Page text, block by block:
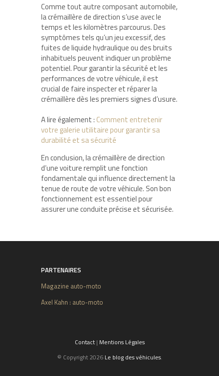
Comme tout autre composant automobile,
la crémaillère de direction s’use avec le
temps et les kilomètres parcourus. Des
symptômes tels qu’un jeu excessif, des
fuites de liquide hydraulique ou des bruits
inhabituels peuvent indiquer un problème
potentiel. Pour garantir la sécurité et les
performances de votre véhicule, il est
crucial de faire inspecter et réparer la
crémaillère dès les premiers signes d’usure.
A lire également : Comment entretenir
votre galerie utilitaire pour garantir sa
durabilité et sa sécurité
En conclusion, la crémaillère de direction
d’une voiture remplit une fonction
fondamentale qui influence directement la
tenue de route de votre véhicule. Son bon
fonctionnement est essentiel pour
assurer une conduite précise et sécurisée.
PARTENAIRES
Magazine auto-moto
Axel Kahn : auto-moto
Contact| Mentions Légales
© Copyright 2026 Le blog des véhicules.